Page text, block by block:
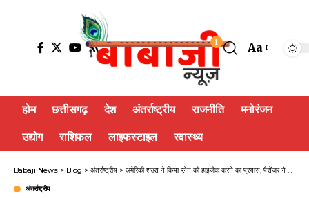
1 Aa
होम छत्तीसगढ़ देश अंतर्राष्ट्रीय राजनीति मनोरंजन
उद्योग राशिफल लाइफस्टाइल स्वास्थ्य
Babaji News > Blog > अंतर्राष्ट्रीय > अमेरिकी शख्स ने किया प्लेन को हाइजैक करने का प्रयास, पैसेंजर ने विमान में मारी गोली
अंतर्राष्ट्रीय